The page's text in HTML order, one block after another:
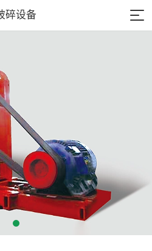
碎设备